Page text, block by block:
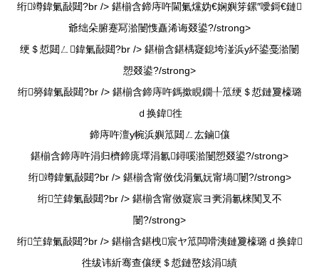
绗竴鍏氭敮閮?br /> 鍖椾含鍗庤吘閫氭爣妫€娴嬩笌鏍″噯鎶€鏈
爺绌朵腑蹇冩湁闄愯矗浠诲叕鍙?/strong>
绠＄悊閮ㄥ鍏氭敮閮?br /> 鍖椾含鍖楀寲鎴垮湴浜у紑鍙戞湁闄
愬叕鍙?/strong>
绗簩鍏氭敮閮?br /> 鍖椾含鍗庤吘鎷撳睍鐗╀笟绠＄悊鏈夐檺璐
ｄ换鍏徃
鍗庤吘澶у帵浜嬩笟閮ㄥ厷鏀儴
鍖椾含鍗庤吘涓归櫅鍗庣墿涓氱鐞嗘湁闄愬叕鍙?/strong>
绗竴鍏氭敮閮?br /> 鍖椾含甯傚伐涓氭妧甯堝闄?/strong>
绗笁鍏氭敮閮?br /> 鍖椾含甯傚寲宸ヨ亴涓氱梾闃叉不
闄?/strong>
绗笁鍏氭敮閮?br /> 鍖椾含鍖栧宸ヤ笟闆嗗洟鏈夐檺璐ｄ换鍏
徃绂讳紤骞查儴绠＄悊鏈嶅姟涓績